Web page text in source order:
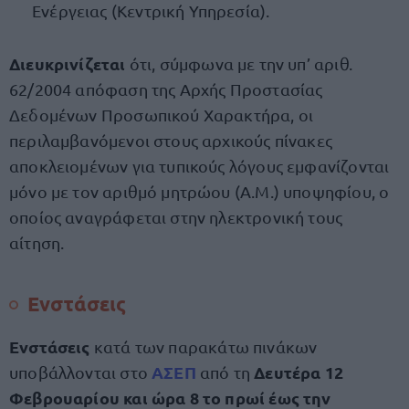
Ενέργειας (Κεντρική Υπηρεσία).
Διευκρινίζεται ότι, σύμφωνα με την υπ’ αριθ.
62/2004 απόφαση της Αρχής Προστασίας
Δεδομένων Προσωπικού Χαρακτήρα, οι
περιλαμβανόμενοι στους αρχικούς πίνακες
αποκλειομένων για τυπικούς λόγους εμφανίζονται
μόνο με τον αριθμό μητρώου (Α.Μ.) υποψηφίου, ο
οποίος αναγράφεται στην ηλεκτρονική τους
αίτηση.
Ενστάσεις
Ενστάσεις κατά των παρακάτω πινάκων
υποβάλλονται στο ΑΣΕΠ από τη Δευτέρα 12
Φεβρουαρίου και ώρα 8 το πρωί έως την